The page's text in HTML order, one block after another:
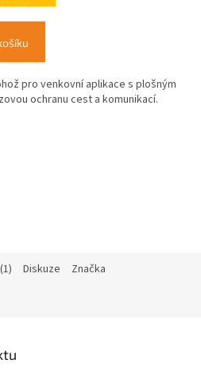
pro venkovní aplikace s plošným
ochranu cest a komunikací.
Diskuze Značka